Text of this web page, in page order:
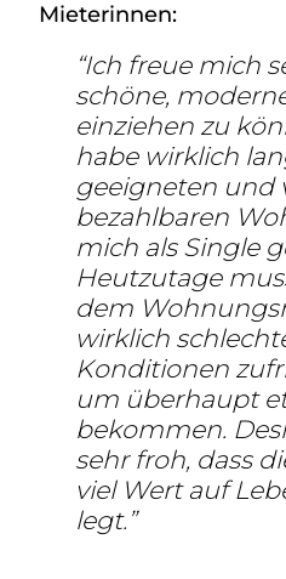
Mieterinnen:
Ich freue mich
schöne,
einziehen zu
habe wirklich
geeigneten und
bezahlbaren
mich als Single
Heutzutage
dem
wirklich
Konditionen
um überhaupt
bekommen.
sehr froh, dass
viel Wert auf
legt.